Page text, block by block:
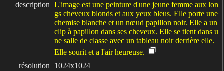
description L'image est une peinture d'une jeune femme aux lon
gs cheveux blonds et aux yeux bleus. Elle porte une
chemise blanche et un nœud papillon noir. Elle a un
clip à papillon dans ses cheveux. Elle se tient dans u
ne salle de classe avec un tableau noir derrière elle.
Elle sourit et a l'air heureuse.
résolution
1024x1024